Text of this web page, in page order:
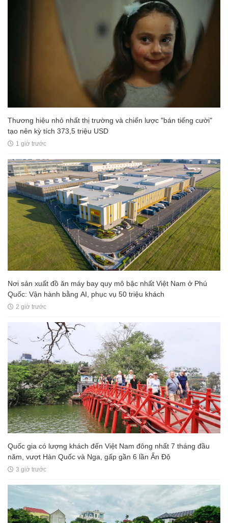
Thương hiệu nhỏ nhất thị trường và chiến lược "bán tiếng cười"
tạo nên kỳ tích 373,5 triệu USD
1 giờ trước
Nơi sản xuất đồ ăn máy bay quy mô bậc nhất Việt Nam ở Phú
Quốc: Vận hành bằng AI, phục vụ 50 triệu khách
2 giờ trước
Quốc gia có lượng khách đến Việt Nam đông nhất 7 tháng đầu
năm, vượt Hàn Quốc và Nga, gấp gần 6 lần Ấn Độ
3 giờ trước